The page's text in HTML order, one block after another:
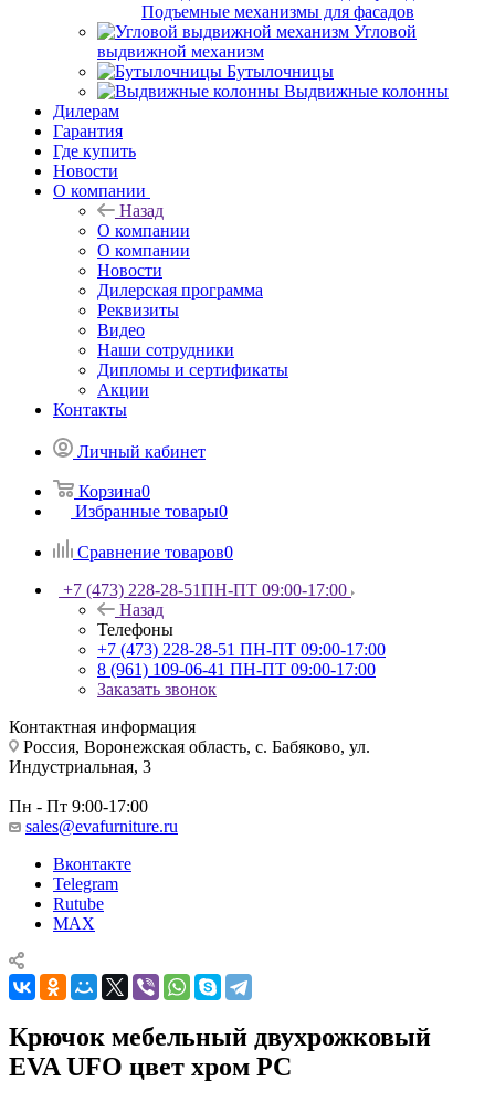
Подъемные механизмы для фасадов
Угловой
выдвижной механизм
Бутылочницы
Выдвижные колонны
Дилерам
Гарантия
Где купить
Новости
О компании
Назад
О компании
О компании
Новости
Дилерская программа
Реквизиты
Видео
Наши сотрудники
Дипломы и сертификаты
Акции
Контакты
Личный кабинет
Корзина0
Избранные товары0
Сравнение товаров0
+7 (473) 228-28-51ПН-ПТ 09:00-17:00
Назад
Телефоны
+7 (473) 228-28-51 ПН-ПТ 09:00-17:00
8 (961) 109-06-41 ПН-ПТ 09:00-17:00
Заказать звонок
Контактная информация
Россия, Воронежская область, с. Бабяково, ул.
Индустриальная, 3
Пн - Пт 9:00-17:00
sales@evafurniture.ru
Вконтакте
Telegram
Rutube
MAX
Крючок мебельный двухрожковый
EVA UFO цвет хром PC